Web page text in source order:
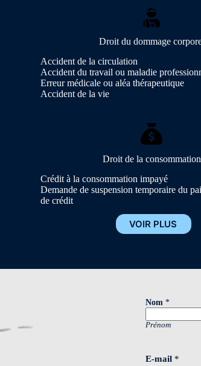
Droit du dommage
Accident de la circulation
Accident du travail ou maladie
Erreur médicale ou aléa thérapeutique
Accident de la vie
Droit de la consommation
Crédit à la consommation impayé
Demande de suspension temporaire du
de crédit
VOIR PLUS
Nom *
Prénom
E-mail *